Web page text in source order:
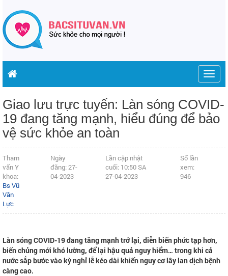
Giao lưu trực tuyến: Làn sóng COVID-
19 đang tăng mạnh, hiểu đúng để bảo
vệ sức khỏe an toàn
Tham
vấn Y
khoa:
Bs Vũ
Văn
Lực
Ngày
đăng: 27-
04-2023
Lần cập nhật
cuối: 10:50 SA
27-04-2023
Số lần
xem:
946
Làn sóng COVID-19 đang tăng mạnh trở lại, diễn biến phức tạp hơn,
biến chủng mới khó lường, để lại hậu quả nguy hiểm… trong khi cả
nước sắp bước vào kỳ nghỉ lễ kéo dài khiến nguy cơ lây lan dịch bệnh
càng cao.